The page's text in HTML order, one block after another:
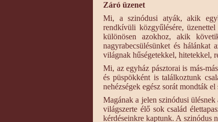
Záró üzenet
Mi, a szinódusi atyák, akik
rendkívüli közgyűlésére,
különösen azokhoz, akik
nagyrabecsülésünket és hálánkat
világnak hűségetekkel, hitetekkel,
Mi, az egyház pásztorai is más-
és püspökként is találkoztunk
nehézségek egész sorát mondták
Magának a jelen szinódusi
világszerte élő sok család
kérdéseinkre kaptunk. A szinódus